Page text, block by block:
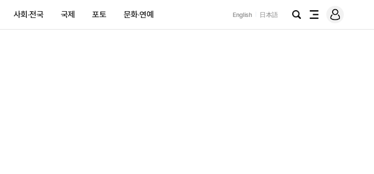
사회·전국 국제 포토 문화·연예 English 日本語
검
전
메
그